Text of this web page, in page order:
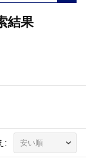
結果
: